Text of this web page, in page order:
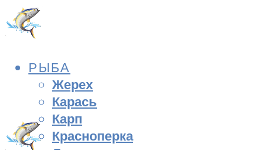
РЫБА
Жерех
Карась
Карп
Красноперка